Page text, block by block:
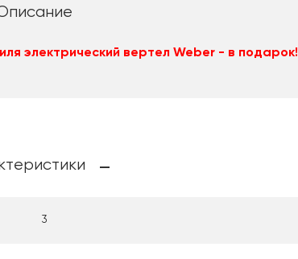
электрический вертел Weber - в подарок!
3